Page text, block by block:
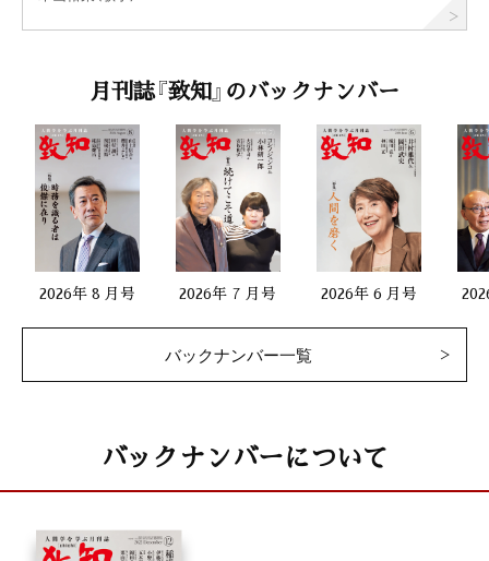
月刊誌『致知』のバックナンバー
2026年 8 月号 2026年 7 月号 2026年 6 月号
バックナンバー一覧
バックナンバーについて